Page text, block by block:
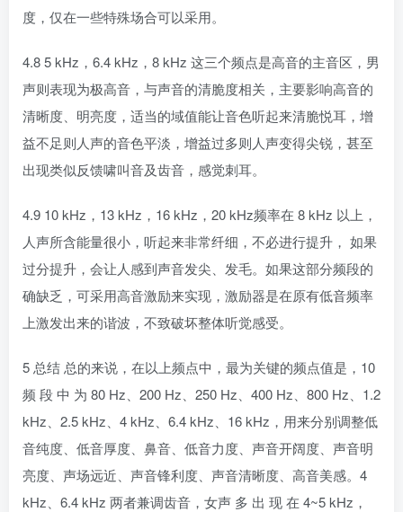
度，仅在一些特殊场合可以采用。
4.8 5 kHz，6.4 kHz，8 kHz 这三个频点是高音的主音区，男
声则表现为极高音，与声音的清脆度相关，主要影响高音的
清晰度、明亮度，适当的域值能让音色听起来清脆悦耳，增
益不足则人声的音色平淡，增益过多则人声变得尖锐，甚至
出现类似反馈啸叫音及齿音，感觉刺耳。
4.9 10 kHz，13 kHz，16 kHz，20 kHz频率在 8 kHz 以上，
人声所含能量很小，听起来非常纤细，不必进行提升， 如果
过分提升，会让人感到声音发尖、发毛。如果这部分频段的
确缺乏，可采用高音激励来实现，激励器是在原有低音频率
上激发出来的谐波，不致破坏整体听觉感受。
5 总结 总的来说，在以上频点中，最为关键的频点值是，10
频 段 中 为 80 Hz、200 Hz、250 Hz、400 Hz、800 Hz、1.2
kHz、2.5 kHz、4 kHz、6.4 kHz、16 kHz，用来分别调整低
音纯度、低音厚度、鼻音、低音力度、声音开阔度、声音明
亮度、声场远近、声音锋利度、声音清晰度、高音美感。4
kHz、6.4 kHz 两者兼调齿音，女声 多 出 现 在 4~5 kHz，